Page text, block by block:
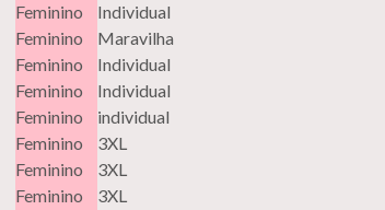
Feminino Individual
Feminino Maravilha
Feminino Individual
Feminino Individual
Feminino individual
Feminino 3XL
Feminino 3XL
Feminino 3XL